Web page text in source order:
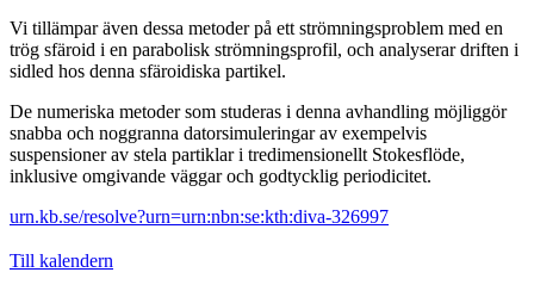
Vi tillämpar även dessa metoder på ett strömningsproblem med en
trög sfäroid i en parabolisk strömningsprofil, och analyserar driften i
sidled hos denna sfäroidiska partikel.
De numeriska metoder som studeras i denna avhandling möjliggör
snabba och noggranna datorsimuleringar av exempelvis
suspensioner av stela partiklar i tredimensionellt Stokesflöde,
inklusive omgivande väggar och godtycklig periodicitet.
urn.kb.se/resolve?urn=urn:nbn:se:kth:diva-326997
Till kalendern